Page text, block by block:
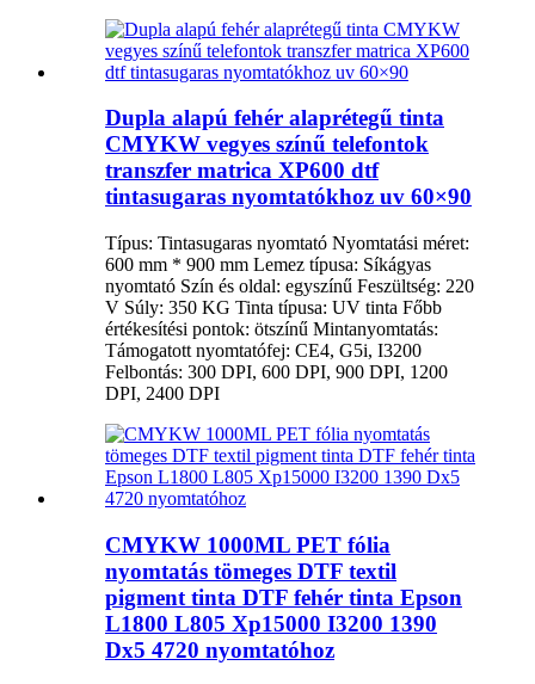
Dupla alapú fehér alaprétegű tinta
CMYKW vegyes színű telefontok
transzfer matrica XP600 dtf
tintasugaras nyomtatókhoz uv 60×90
Típus: Tintasugaras nyomtató Nyomtatási méret:
600 mm * 900 mm Lemez típusa: Síkágyas
nyomtató Szín és oldal: egyszínű Feszültség: 220
V Súly: 350 KG Tinta típusa: UV tinta Főbb
értékesítési pontok: ötszínű Mintanyomtatás:
Támogatott nyomtatófej: CE4, G5i, I3200
Felbontás: 300 DPI, 600 DPI, 900 DPI, 1200
DPI, 2400 DPI
CMYKW 1000ML PET fólia
nyomtatás tömeges DTF textil
pigment tinta DTF fehér tinta Epson
L1800 L805 Xp15000 I3200 1390
Dx5 4720 nyomtatóhoz